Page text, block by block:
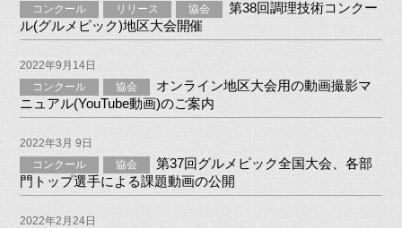
コンクール
リリース 協会
第38回調理技術コンクー
ル(グルメピック)地区大会開催
2022年9月14日
コンクール
協会
オンライン地区大会用の動画撮影マ
ニュアル(YouTube動画)のご案内
2022年3月 9日
コンクール
協会
第37回グルメピック全国大会、各部
門トップ選手による課題動画の公開
2022年2月24日